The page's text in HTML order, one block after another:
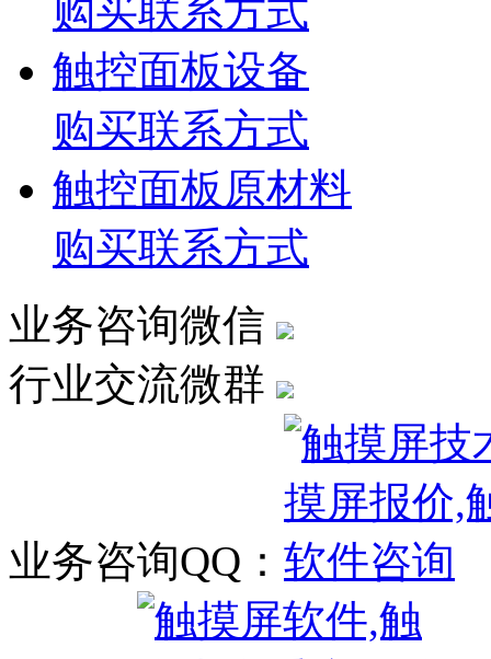
购买联系方式
触控面板设备
购买联系方式
触控面板原材料
购买联系方式
业务咨询微信
行业交流微群
业务咨询QQ：